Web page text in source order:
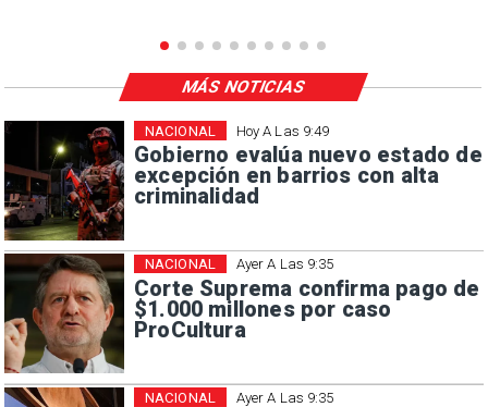
Hoy A Las 9:49
Gobierno evalúa nuevo estado de
excepción en barrios con alta
criminalidad
NACIONAL
Ayer A Las 9:35
Corte Suprema confirma pago de
$1.000 millones por caso
ProCultura
NACIONAL
Ayer A Las 9:35
NACIONAL
MÁS NOTICIAS